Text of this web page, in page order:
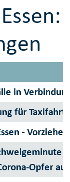
in
für
-
Opfer auf